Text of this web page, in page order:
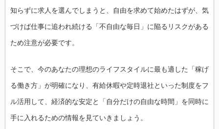
知らずに求人を選んでしまうと、自由を求めて始めたはずが、気
づけば仕事に追われ続ける「不自由な毎日」に陥るリスクがある
ため注意が必要です。
そこで、今のあなたの理想のライフスタイルに最も適した「稼げ
る働き方」が明確になり、有給休暇や定時退社といった制度をフ
ル活用して、経済的な安定と「自分だけの自由な時間」を同時に
手に入れるための情報を見ていきましょう。